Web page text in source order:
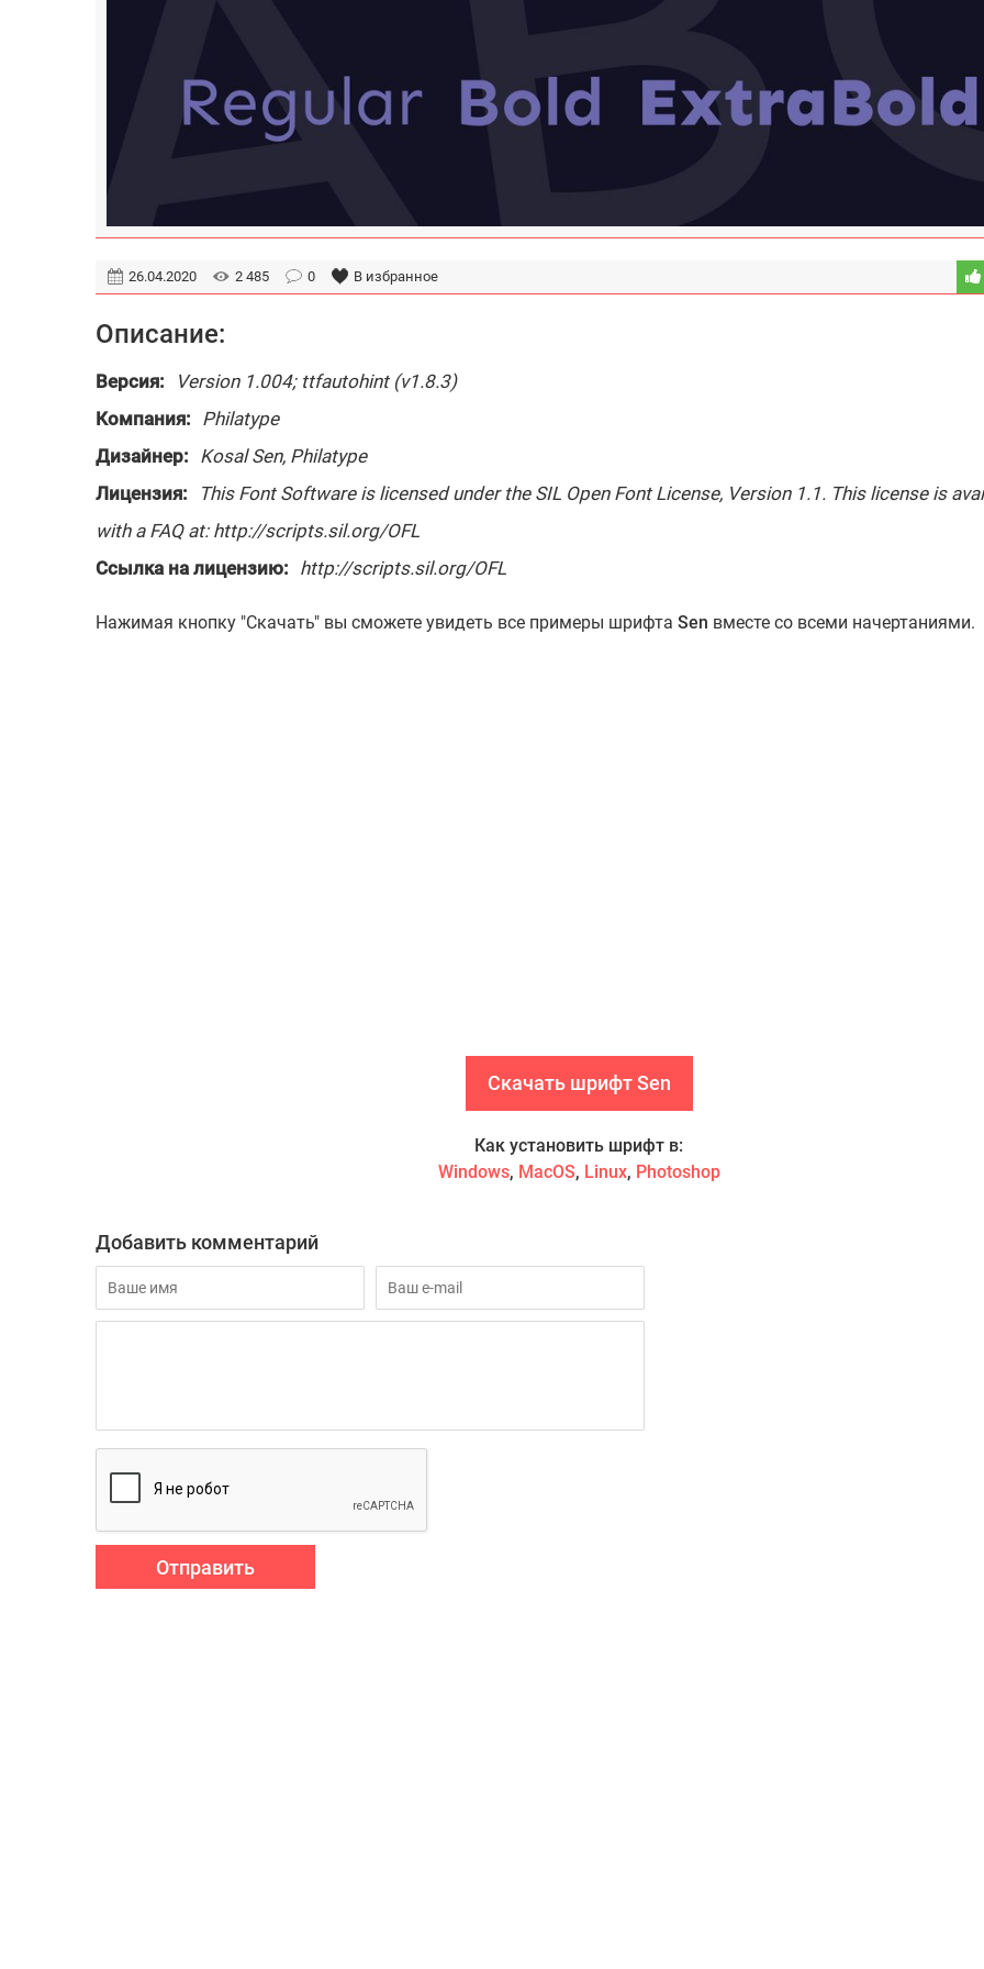
26.04.2020 2 485 0 В избранное
Описание:
Версия:
Version 1.004; ttfautohint (v1.8.3)
Компания: Philatype
Дизайнер: Kosal Sen, Philatype
Лицензия:
This Font Software is licensed under the SIL Open Font License, Version 1.1. This license is
with a FAQ at: http://scripts.sil.org/OFL
Ссылка на лицензию: http://scripts.sil.org/OFL
Нажимая кнопку "Скачать" вы сможете увидеть все примеры шрифта Sen вместе со всеми начертаниями.
Скачать шрифт Sen
Как установить шрифт в:
Windows, MacOS, Linux, Photoshop
Добавить комментарий
Отправить